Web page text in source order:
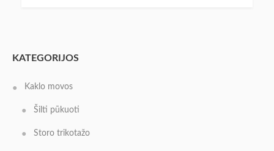
KATEGORIJOS
Kaklo movos
Šilti pūkuoti
Storo trikotažo